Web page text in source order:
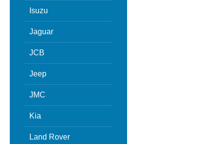
Isuzu
Jaguar
JCB
Jeep
JMC
Kia
Land Rover